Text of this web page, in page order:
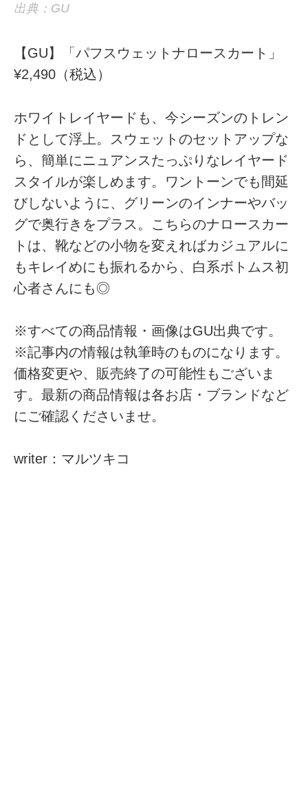
出典：GU
【GU】「パフスウェットナロースカート」
¥2,490（税込）
ホワイトレイヤードも、今シーズンのトレン
ドとして浮上。スウェットのセットアップな
ら、簡単にニュアンスたっぷりなレイヤード
スタイルが楽しめます。ワントーンでも間延
びしないように、グリーンのインナーやバッ
グで奥行きをプラス。こちらのナロースカー
トは、靴などの小物を変えればカジュアルに
もキレイめにも振れるから、白系ボトムス初
心者さんにも◎
※すべての商品情報・画像はGU出典です。
※記事内の情報は執筆時のものになります。
価格変更や、販売終了の可能性もございま
す。最新の商品情報は各お店・ブランドなど
にご確認くださいませ。
writer：マルツキコ